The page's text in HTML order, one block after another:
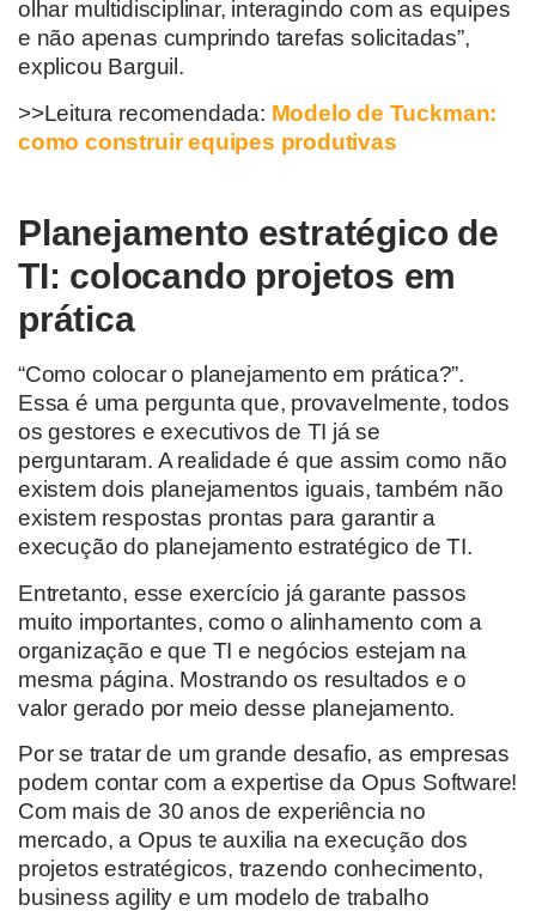
olhar multidisciplinar, interagindo com as equipes
e não apenas cumprindo tarefas solicitadas”,
explicou Barguil.
>>Leitura recomendada: Modelo de Tuckman:
como construir equipes produtivas
Planejamento estratégico de
TI: colocando projetos em
prática
“Como colocar o planejamento em prática?”.
Essa é uma pergunta que, provavelmente, todos
os gestores e executivos de TI já se
perguntaram. A realidade é que assim como não
existem dois planejamentos iguais, também não
existem respostas prontas para garantir a
execução do planejamento estratégico de TI.
Entretanto, esse exercício já garante passos
muito importantes, como o alinhamento com a
organização e que TI e negócios estejam na
mesma página. Mostrando os resultados e o
valor gerado por meio desse planejamento.
Por se tratar de um grande desafio, as empresas
podem contar com a expertise da Opus Software!
Com mais de 30 anos de experiência no
mercado, a Opus te auxilia na execução dos
projetos estratégicos, trazendo conhecimento,
business agility e um modelo de trabalho